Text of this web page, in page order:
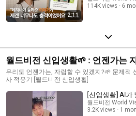
2:11
114K views
6
월드비전 신입생활🌱 : 언젠가는
우리도 언젠가는, 자립할 수 있겠지?🌱 문제적
사 적응기 [월드비전 신입생활]
[신입생활] AI가
월드비전 World
3.2K views
1